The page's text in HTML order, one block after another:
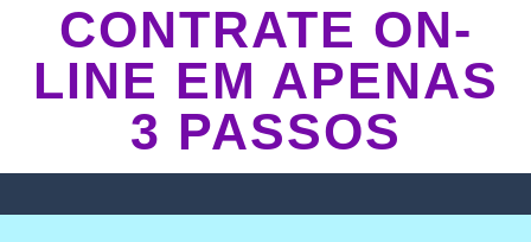
CONTRATE ON-
LINE EM APENAS
3 PASSOS